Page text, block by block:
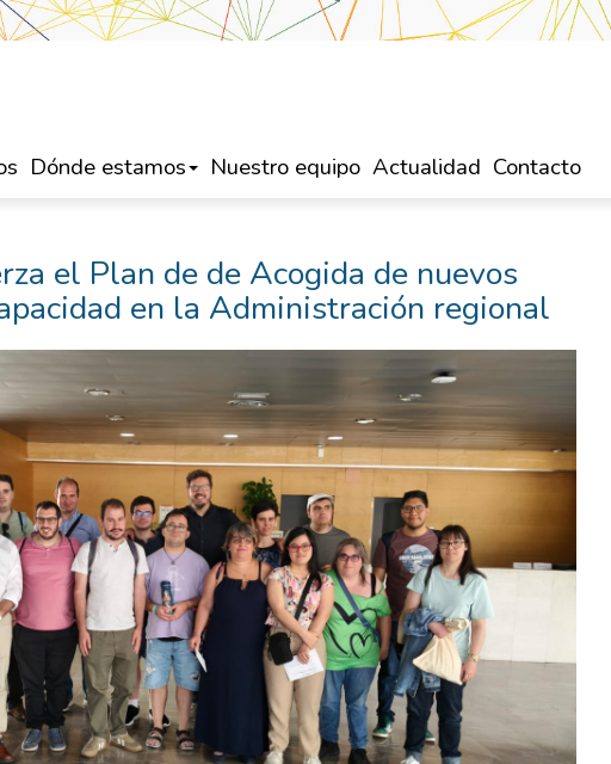
Dónde estamos Nuestro equipo Actualidad Contacto
el Plan de de Acogida de nuevos
en la Administración regional